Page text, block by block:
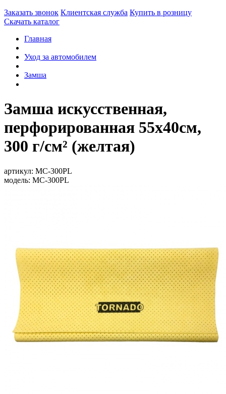
Заказать звонок Клиентская служба Купить в розницу
Скачать каталог
Главная
Уход за автомобилем
Замша
Замша искусственная,
перфорированная 55х40см,
300 г/см² (желтая)
артикул: MC-300PL
модель: MC-300PL